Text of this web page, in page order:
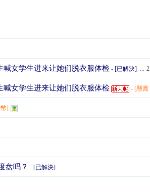
女学生进来让她们脱衣服体检 - [已解決] ... 2
女学生进来让她们脱衣服体检 - [懸賞
]
盘吗？ - [已解決]